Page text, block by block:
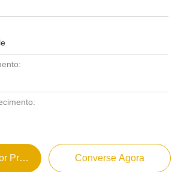
Obtenha O Melhor Preço Converse Agora